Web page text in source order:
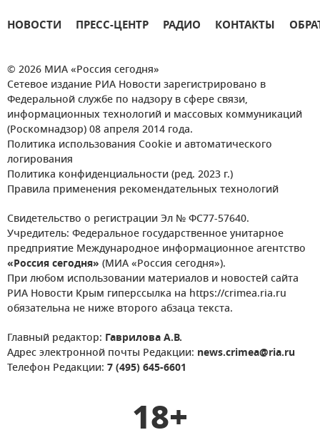
НОВОСТИ ПРЕСС-ЦЕНТР РАДИО КОНТАКТЫ
© 2026 МИА «Россия сегодня»
Сетевое издание РИА Новости зарегистрировано в
Федеральной службе по надзору в сфере связи,
информационных технологий и массовых коммуникаций
(Роскомнадзор) 08 апреля 2014 года.
Политика использования Cookie и автоматического
логирования
Политика конфиденциальности (ред. 2023 г.)
Правила применения рекомендательных технологий
Свидетельство о регистрации Эл № ФС77-57640.
Учредитель: Федеральное государственное унитарное
предприятие Международное информационное агентство
«Россия сегодня» (МИА «Россия сегодня»).
При любом использовании материалов и новостей сайта
РИА Новости Крым гиперссылка на https://crimea.ria.ru
обязательна не ниже второго абзаца текста.
Главный редактор: Гаврилова А.В.
Адрес электронной почты Редакции: news.crimea@ria.ru
Телефон Редакции: 7 (495) 645-6601